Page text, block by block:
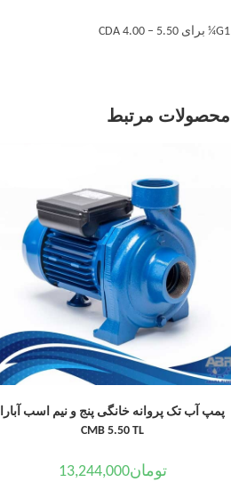
G1¼ برای CDA 4.00 – 5.50
محصولات مرتبط
پمپ آب تک پروانه خانگی پنج و نیم اسب آبارا
CMB 5.50 TL
تومان13,244,000